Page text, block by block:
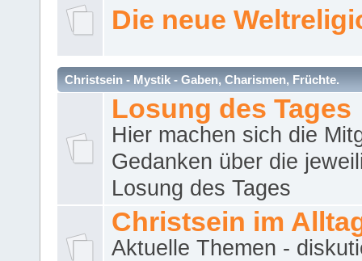
Die neue
Christsein - Mystik - Gaben, Charismen, Früchte.
Losung des Tages
Hier machen sich die
Gedanken über die
Losung des Tages
Christsein im
Aktuelle Themen -